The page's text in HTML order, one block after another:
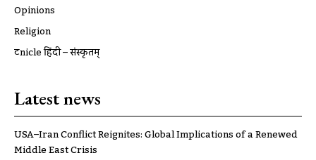
Opinions
Religion
ट्रूnicle हिंदी – संस्कृतम्
Latest news
USA–Iran Conflict Reignites: Global Implications of a Renewed
Middle East Crisis